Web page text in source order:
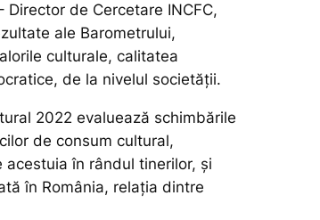
de Cercetare INCFC,
ale Barometrului,
culturale, calitatea
de la nivelul societății.
2022 evaluează schimbările
de consum cultural,
în rândul tinerilor, și
în România, relația dintre